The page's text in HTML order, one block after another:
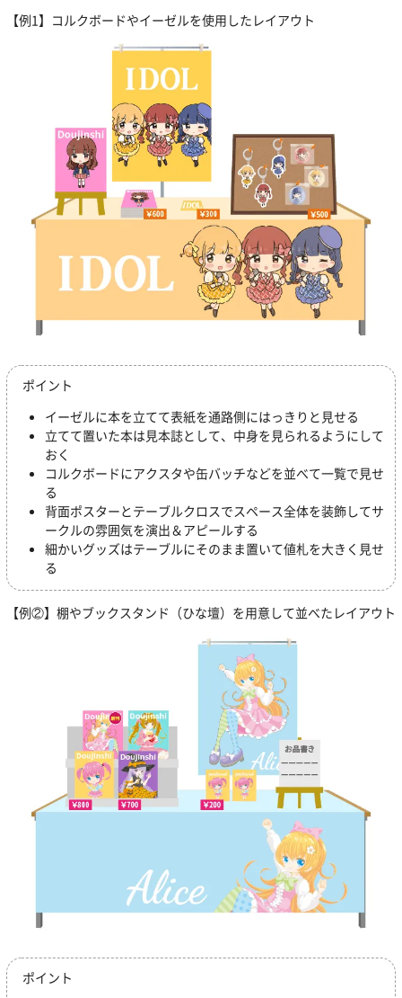
【例1】コルクボードやイーゼルを使用したレイアウト
ポイント
イーゼルに本を立てて表紙を通路側にはっきりと見せる
立てて置いた本は見本誌として、中身を見られるようにして
おく
コルクボードにアクスタや缶バッチなどを並べて一覧で見せ
る
背面ポスターとテーブルクロスでスペース全体を装飾してサ
ークルの雰囲気を演出＆アピールする
細かいグッズはテーブルにそのまま置いて値札を大きく見せ
る
【例②】棚やブックスタンド（ひな壇）を用意して並べたレイアウト
ポイント